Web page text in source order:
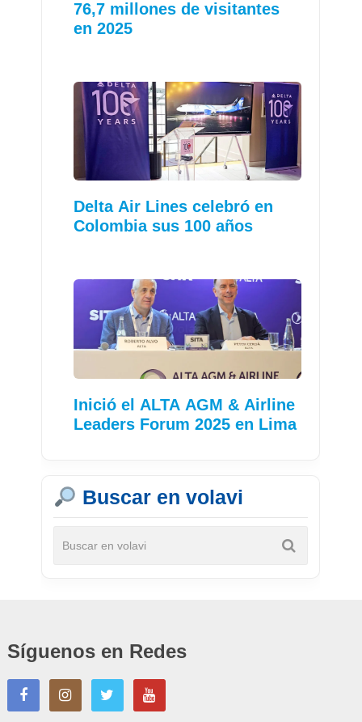
76,7 millones de visitantes
en 2025
Delta Air Lines celebró en
Colombia sus 100 años
Inició el ALTA AGM & Airline
Leaders Forum 2025 en Lima
Buscar en volavi
Síguenos en Redes